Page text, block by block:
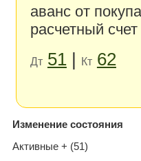
аванс от
расчетный счет
Дт 51| Кт 62
Изменение состояния
Активные + (51)